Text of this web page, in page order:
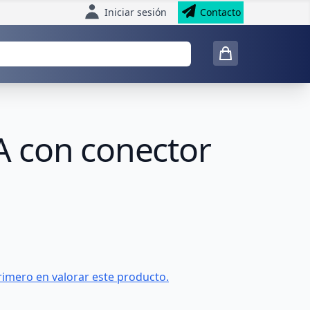
Iniciar sesión Contacto
con conector
en valorar este producto.